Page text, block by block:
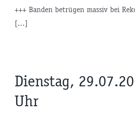
+++ Banden betrügen massiv bei
[...]
Dienstag,
Uhr